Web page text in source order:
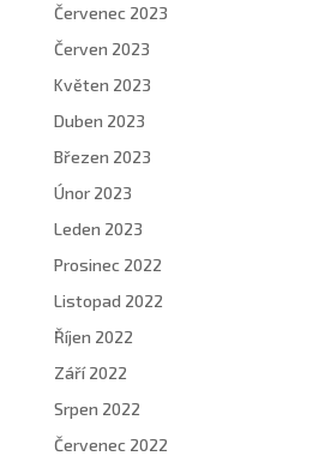
Červenec 2023
Červen 2023
Květen 2023
Duben 2023
Březen 2023
Únor 2023
Leden 2023
Prosinec 2022
Listopad 2022
Říjen 2022
Září 2022
Srpen 2022
Červenec 2022